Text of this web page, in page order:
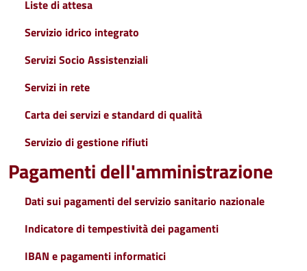
Liste di attesa
Servizio idrico integrato
Servizi Socio Assistenziali
Servizi in rete
Carta dei servizi e standard di qualità
Servizio di gestione rifiuti
Pagamenti dell'amministrazione
Dati sui pagamenti del servizio sanitario nazionale
Indicatore di tempestività dei pagamenti
IBAN e pagamenti informatici